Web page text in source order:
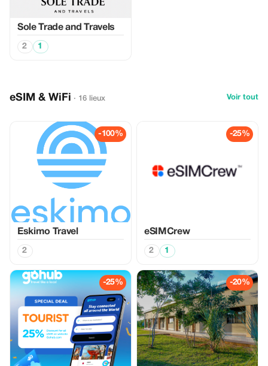
Sole Trade and Travels
2 1
eSIM & WiFi · 16 lieux Voir tout
-100%
Eskimo Travel
2
-25%
eSIMCrew
2 1
-25% -20%